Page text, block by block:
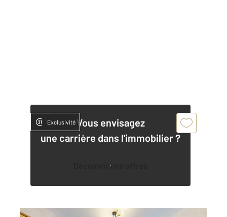
Vous envisagez
une carrière dans l'immobilier ?
Découvrir nos offres
Exclusivité